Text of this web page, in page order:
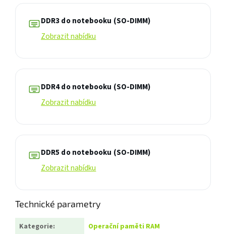
DDR3 do notebooku (SO-DIMM)
Zobrazit nabídku
DDR4 do notebooku (SO-DIMM)
Zobrazit nabídku
DDR5 do notebooku (SO-DIMM)
Zobrazit nabídku
Technické parametry
Kategorie:
Operační paměti RAM